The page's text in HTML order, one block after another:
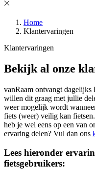
Home
Klantervaringen
Klantervaringen
Bekijk al onze
vanRaam ontvangt dagelijks
willen dit graag met jullie
weer mogelijk wordt
fiets (weer) veilig kan
heb je wel eens op een van
ervaring delen? Vul dan ons
Lees hieronder
fietsgebruikers: